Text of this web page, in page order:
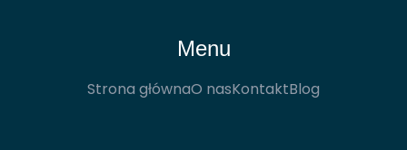
Menu
Strona głównaO nasKontaktBlog